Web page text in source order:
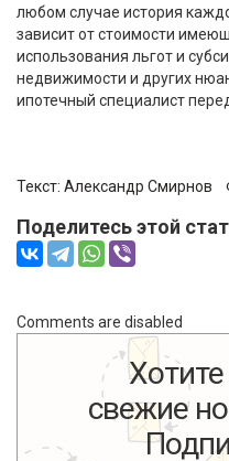
любом случае история
зависит от стоимости
использования льгот и
недвижимости и других
ипотечный специалист
Текст: Александр Смирнов
Поделитесь этой
Comments are disabled
свежие